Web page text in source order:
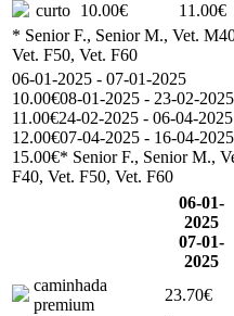
curto 10.00€ 11.00€
* Senior F., Senior M., Vet.
Vet. F50, Vet. F60
06-01-2025 - 07-01-2025
10.00€08-01-2025 - 23-02-2025
11.00€24-02-2025 - 06-04-2025
12.00€07-04-2025 - 16-04-2025
15.00€* Senior F., Senior M.,
F40, Vet. F50, Vet. F60
06-01-
2025
07-01-
2025
caminhada
premium
23.70€